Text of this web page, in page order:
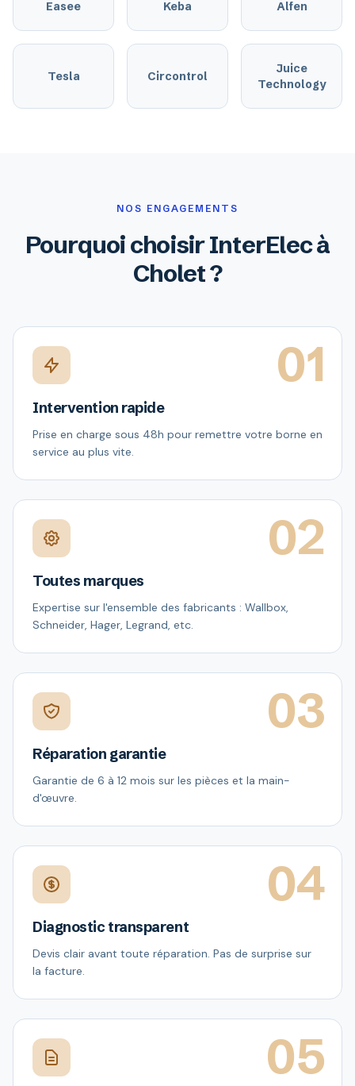
Easee Keba Alfen
Tesla Circontrol
Juice
Technology
NOS ENGAGEMENTS
Pourquoi choisir InterElec à
Cholet ?
01
Intervention rapide
Prise en charge sous 48h pour remettre votre borne en
service au plus vite.
02
Toutes marques
Expertise sur l'ensemble des fabricants : Wallbox,
Schneider, Hager, Legrand, etc.
03
Réparation garantie
Garantie de 6 à 12 mois sur les pièces et la main-
d'œuvre.
04
Diagnostic transparent
Devis clair avant toute réparation. Pas de surprise sur
la facture.
05